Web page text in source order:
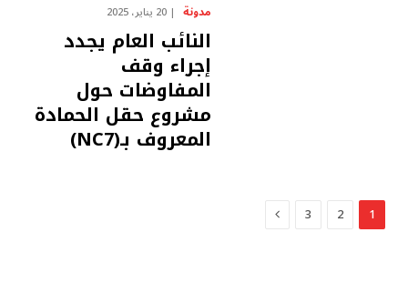
مدونة 20 يناير، 2025
النائب العام يجدد
إجراء وقف
المفاوضات حول
مشروع حقل الحمادة
المعروف بـ(NC7)
1
2
3 التالي